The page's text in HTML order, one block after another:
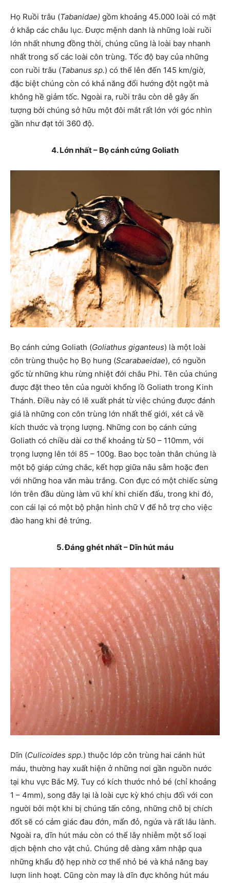
Họ Ruồi trâu (Tabanidae) gồm khoảng 45.000 loài có mặt
ở khắp các châu lục. Được mệnh danh là những loài ruồi
lớn nhất nhưng đồng thời, chúng cũng là loài bay nhanh
nhất trong số các loài côn trùng. Tốc độ bay của những
con ruồi trâu (Tabanus sp.) có thể lên đến 145 km/giờ,
đặc biệt chúng còn có khả năng đổi hướng đột ngột mà
không hề giảm tốc. Ngoài ra, ruồi trâu còn dễ gây ấn
tượng bởi chúng sở hữu một đôi mắt rất lớn với góc nhìn
gần như đạt tới 360 độ.
4. Lớn nhất – Bọ cánh cứng Goliath
Bọ cánh cứng Goliath (Goliathus giganteus) là một loài
côn trùng thuộc họ Bọ hung (Scarabaeidae), có nguồn
gốc từ những khu rừng nhiệt đới châu Phi. Tên của chúng
được đặt theo tên của người khổng lồ Goliath trong Kinh
Thánh. Điều này có lẽ xuất phát từ việc chúng được đánh
giá là những con côn trùng lớn nhất thế giới, xét cả về
kích thước và trọng lượng. Những con bọ cánh cứng
Goliath có chiều dài cơ thể khoảng từ 50 – 110mm, với
trọng lượng lên tới 85 – 100g. Bao bọc toàn thân chúng là
một bộ giáp cứng chắc, kết hợp giữa nâu sẫm hoặc đen
với những hoa văn màu trắng. Con đực có một chiếc sừng
lớn trên đầu dùng làm vũ khí khi chiến đấu, trong khi đó,
con cái lại có một bộ phận hình chữ V để hỗ trợ cho việc
đào hang khi đẻ trứng.
5. Đáng ghét nhất – Dĩn hút máu
Dĩn (Culicoides spp.) thuộc lớp côn trùng hai cánh hút
máu, thường hay xuất hiện ở những nơi gần nguồn nước
tại khu vực Bắc Mỹ. Tuy có kích thước nhỏ bé (chỉ khoảng
1 – 4mm), song đây lại là loài cực kỳ khó chịu đối với con
người bởi một khi bị chúng tấn công, những chỗ bị chích
đốt sẽ có cảm giác đau đớn, mẩn đỏ, ngứa và rất lâu lành.
Ngoài ra, dĩn hút máu còn có thể lây nhiễm một số loại
dịch bệnh cho vật chủ. Chúng dễ dàng xâm nhập qua
những khẩu độ hẹp nhờ cơ thể nhỏ bé và khả năng bay
lượn linh hoạt. Cũng còn may là dĩn đực không hút máu